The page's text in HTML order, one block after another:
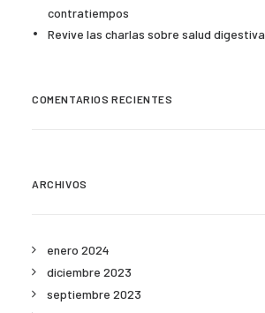
contratiempos
Revive las charlas sobre salud digestiva
COMENTARIOS RECIENTES
ARCHIVOS
enero 2024
diciembre 2023
septiembre 2023